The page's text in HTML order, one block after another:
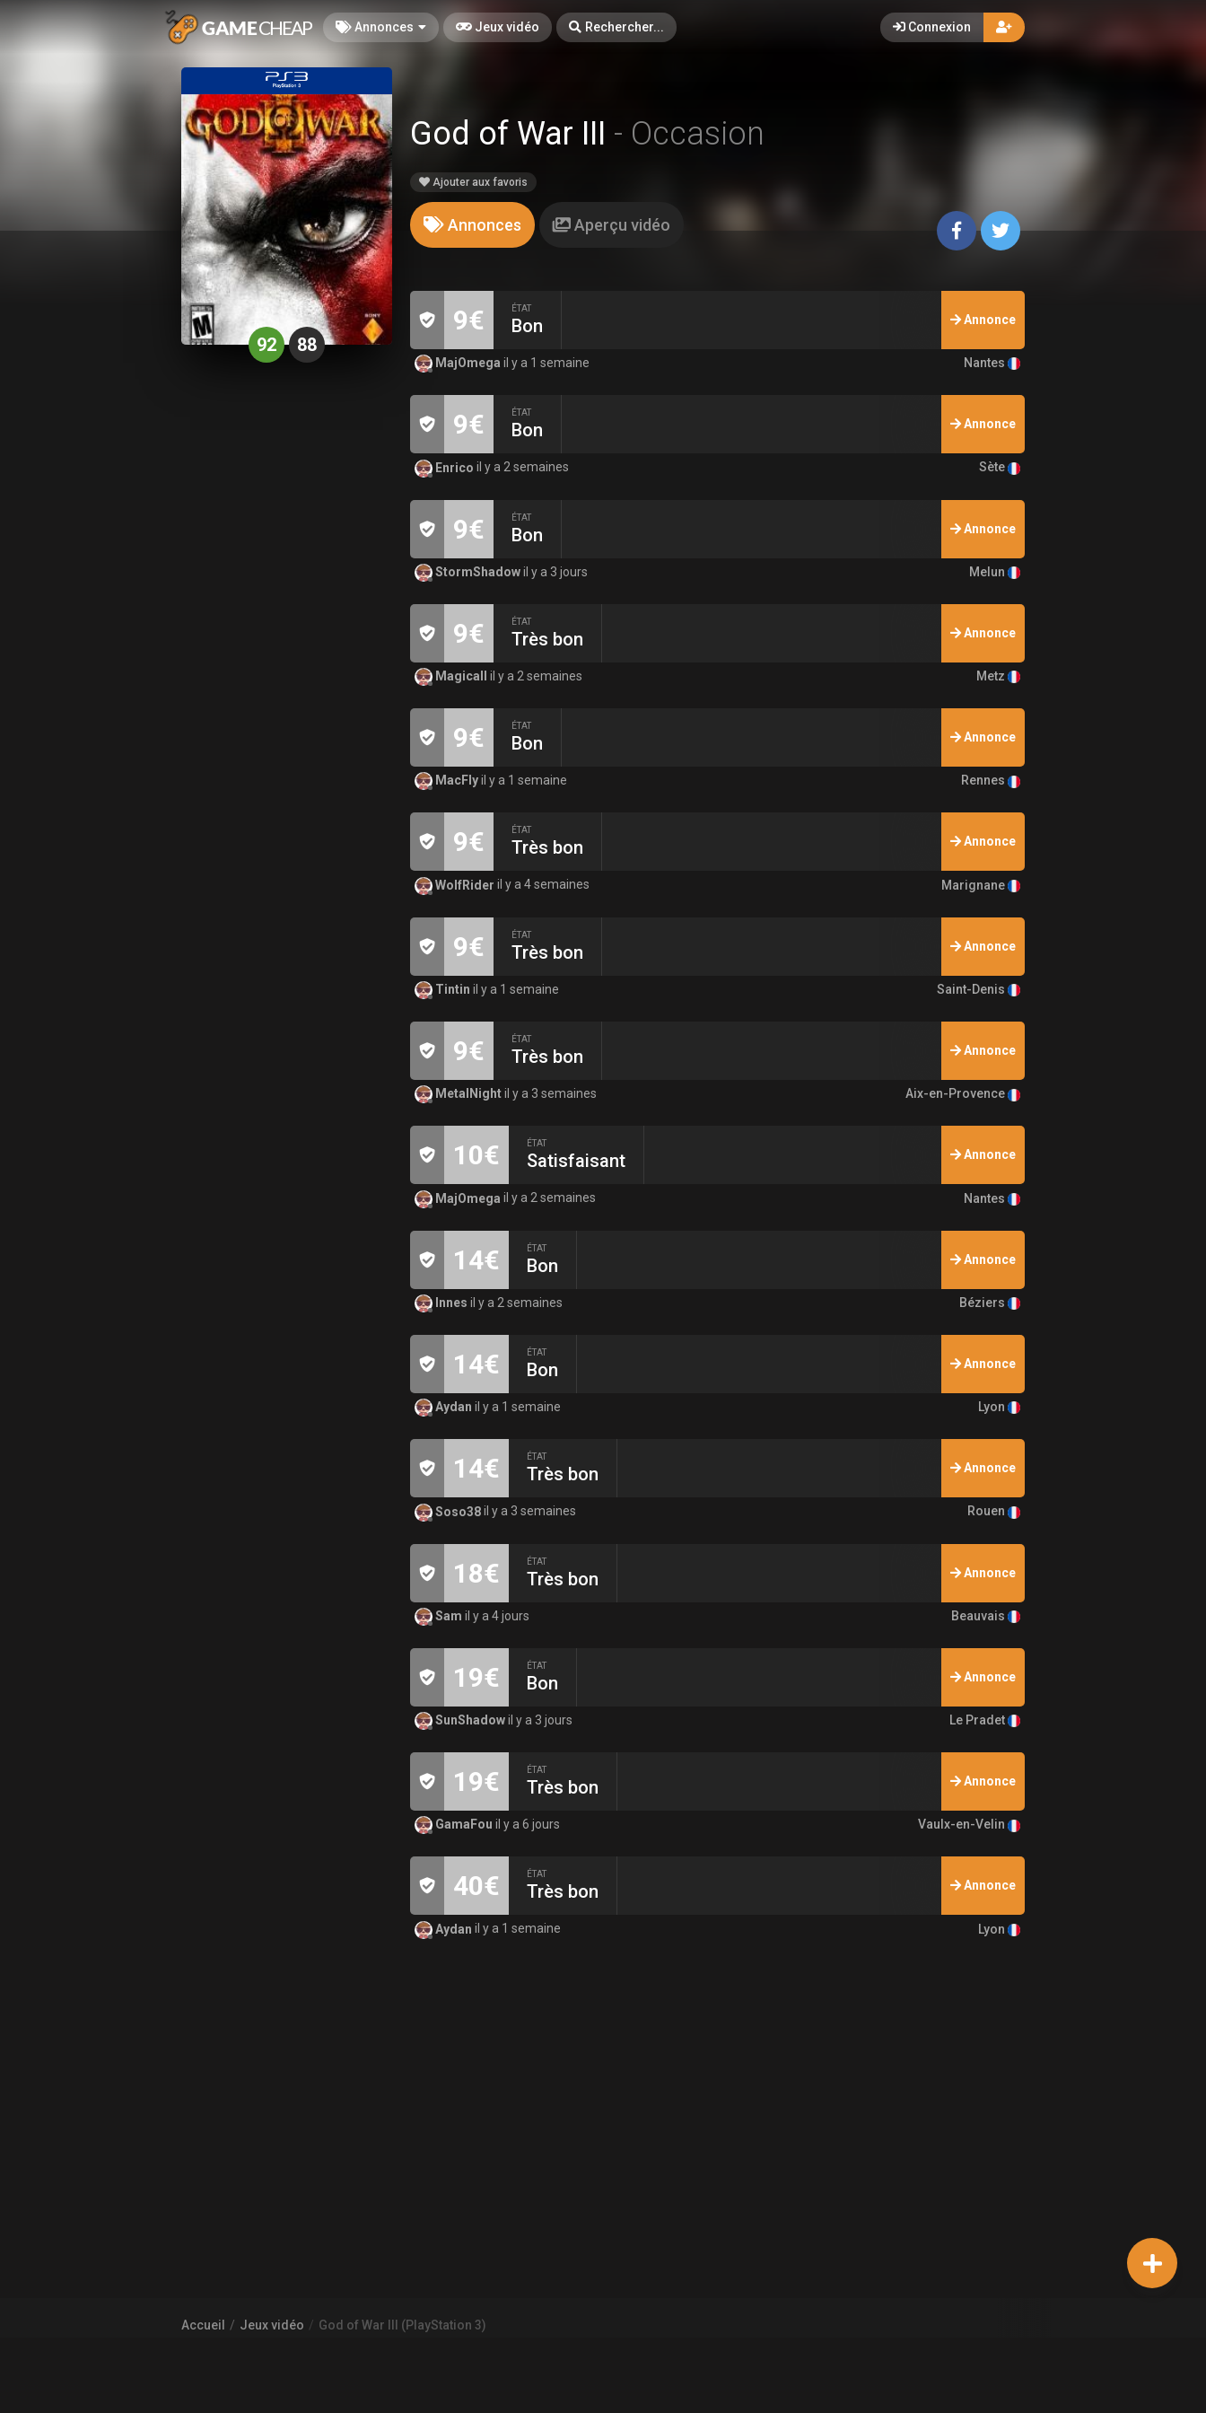
Annonces Jeux vidéo Rechercher... Connexion
92 88
God of War III - Occasion
Ajouter aux favoris
Annonces Aperçu vidéo
9€ ÉTAT
Bon Annonce
MajOmega il y a 1 semaine Nantes
9€ ÉTAT
Bon Annonce
Enrico il y a 2 semaines Sète
9€ ÉTAT
Bon Annonce
StormShadowil y a 3 jours Melun
9€ ÉTAT
Très bon Annonce
Magicall il y a 2 semaines Metz
9€ ÉTAT
Bon Annonce
MacFlyil y a 1 semaine Rennes
9€ ÉTAT
Très bon Annonce
WolfRider il y a 4 semaines Marignane
9€ ÉTAT
Très bon Annonce
Tintin il y a 1 semaine Saint-Denis
9€ ÉTAT
Très bon Annonce
MetalNightil y a 3 semaines Aix-en-Provence
10€ ÉTAT
Satisfaisant Annonce
MajOmega il y a 2 semaines Nantes
14€ ÉTAT
Bon Annonce
Innes il y a 2 semaines Béziers
14€ ÉTAT
Bon Annonce
Aydan il y a 1 semaine Lyon
14€ ÉTAT
Très bon Annonce
Soso38il y a 3 semaines Rouen
18€ ÉTAT
Très bon Annonce
Sam il y a 4 jours Beauvais
19€ ÉTAT
Bon Annonce
SunShadowil y a 3 jours Le Pradet
19€ ÉTAT
Très bon Annonce
GamaFou il y a 6 jours Vaulx-en-Velin
40€ ÉTAT
Très bon Annonce
Aydan il y a 1 semaine Lyon
Accueil Jeux vidéo God of War III (PlayStation 3)